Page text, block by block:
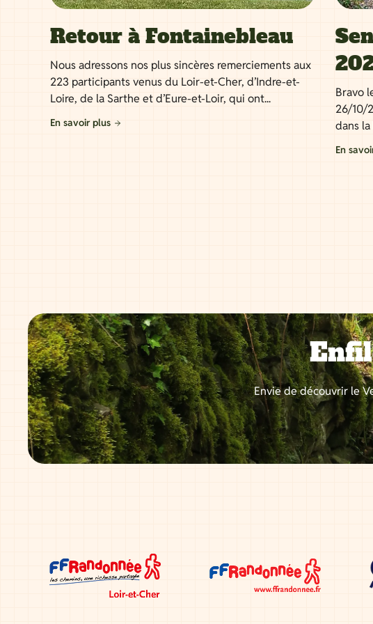
Retour à Fontainebleau
Nous adressons nos plus sincères remerciements aux
223 participants venus du Loir-et-Cher, d’Indre-et-
Loire, de la Sarthe et d’Eure-et-Loir, qui ont...
En savoir plus
Bravo
26/10/
dans
En
Envie de découvrir le